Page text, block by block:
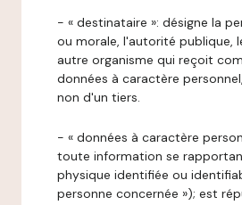
- « destinataire »: désigne la
ou morale, l'autorité publique,
autre organisme qui reçoit
données à caractère
non d'un tiers.
- « données à caractère
toute information se
physique identifiée ou
personne concernée »); est